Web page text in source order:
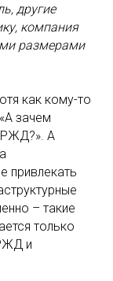
другие
компания
размерами
как кому-то
зачем
РЖД?». А
привлекать
– такие
только
и